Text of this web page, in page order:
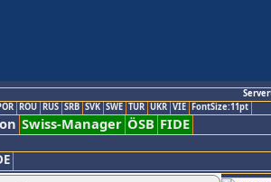
ROU RUS SRB SVK SWE TUR UKR VIE FontSize:11pt
Swiss-Manager ÖSB FIDE